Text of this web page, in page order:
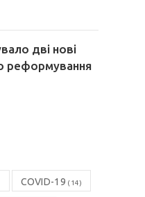
дві нові
реформування
COVID-19 (14)